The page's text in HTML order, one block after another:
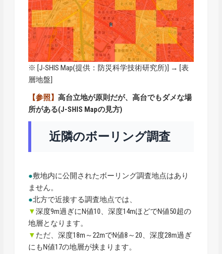
※ [J-SHIS Map(提供：防災科学技術研究所)] → [表
層地盤]
【参照】高台立地が原則だが、高台でもダメな場
所がある(J-SHIS Mapの見方)
近隣のボーリング調査
●敷地内に公開されたボーリング調査地点はあり
ません。
●北方で近接する調査地点では、
▼深度9m過ぎにN値10、深度14mほどでN値50超の
地層となります。
▼ ただ、深度18m～22mでN値8～20、深度28m過ぎ
にもN値17の地層が挟まります。